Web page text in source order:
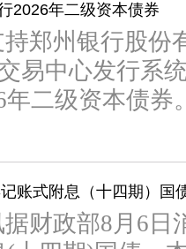
2026年二级资本债券
郑州银行股份
易中心发行系
二级资本债券
账式附息（十四期）国
财政部8月6日